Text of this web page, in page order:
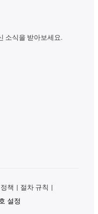
소식을 받아보세요.
책
절차 규칙
설정